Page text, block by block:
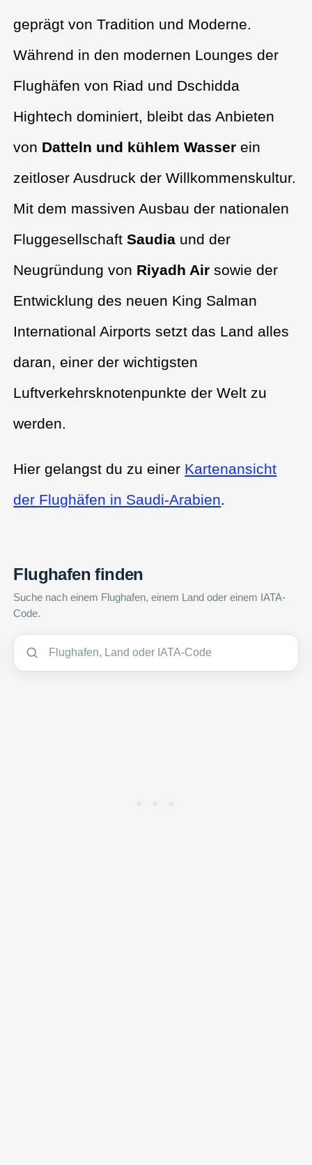
geprägt von Tradition und Moderne.
Während in den modernen Lounges der
Flughäfen von Riad und Dschidda
Hightech dominiert, bleibt das Anbieten
von Datteln und kühlem Wasser ein
zeitloser Ausdruck der Willkommenskultur.
Mit dem massiven Ausbau der nationalen
FluggesellschaftSaudia und der
Neugründung von Riyadh Air sowie der
Entwicklung des neuen King Salman
International Airports setzt das Land alles
daran, einer der wichtigsten
Luftverkehrsknotenpunkte der Welt zu
werden.
Hier gelangst du zu einer Kartenansicht
der Flughäfen in Saudi-Arabien.
Flughafen finden
Suche nach einem Flughafen, einem Land oder einem IATA-
Code.